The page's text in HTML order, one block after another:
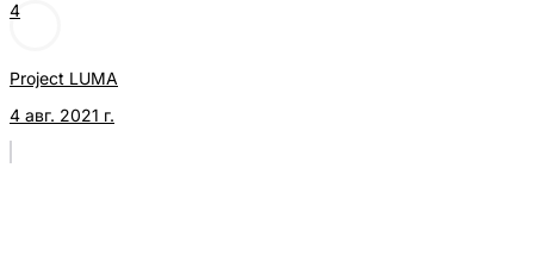
4
Project LUMA
4 авг. 2021 г.